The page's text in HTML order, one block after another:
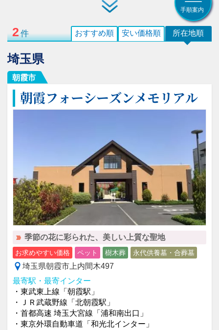
手順案内
2件 所在地順
安い価格順
おすすめ順
埼玉県
朝霞市
朝霞フォーシーズンメモリアル
季節の花に彩られた、美しい上質な聖地
お求めやすい価格 ペット 樹木葬 永代供養墓・合葬墓
埼玉県朝霞市上内間木497
最寄駅・最寄インター
・東武東上線「朝霞駅」
・ＪＲ武蔵野線「北朝霞駅」
・首都高速 埼玉大宮線「浦和南出口」
・東京外環自動車道「和光北インター」